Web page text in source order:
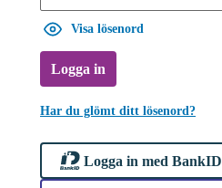
Visa lösenord
Logga in
Har du glömt ditt lösenord?
Logga in med BankID